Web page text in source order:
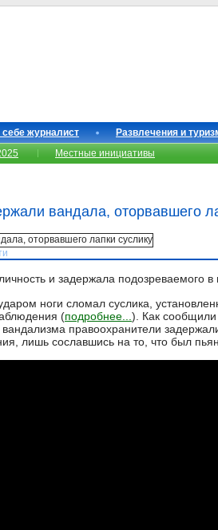
журналист
Развлечения и
Местные инициативы
вандала, оторвавшего
и задержала подозреваемого
ноги сломал суслика,
(подробнее... ). Как сообщили
правоохранители
лишь сославшись на то, что был пьян.